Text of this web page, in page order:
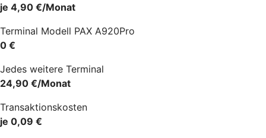
je 4,90 €/Monat
Terminal Modell PAX A920Pro
0 €
Jedes weitere Terminal
24,90 €/Monat
Transaktionskosten
je 0,09 €